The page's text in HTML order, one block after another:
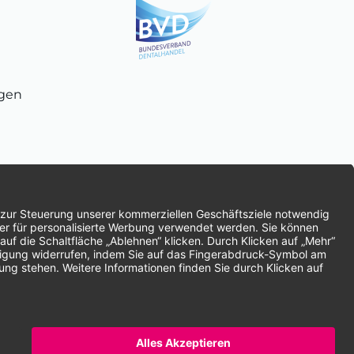
| * Alle Preise zzgl. gesetzlicher Mehrwertsteuer